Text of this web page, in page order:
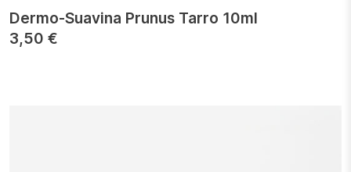
Dermo-Suavina Prunus Tarro 10ml
3,50 €